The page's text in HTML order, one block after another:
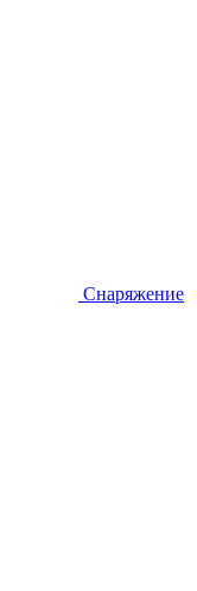
Снаряжение